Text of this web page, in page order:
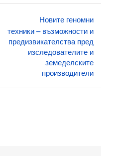
Новите геномни
техники – възможности и
предизвикателства пред
изследователите и
земеделските
производители